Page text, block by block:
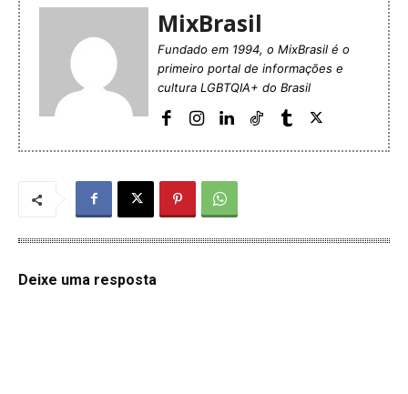
MixBrasil
Fundado em 1994, o MixBrasil é o
primeiro portal de informações e
cultura LGBTQIA+ do Brasil
Deixe uma resposta